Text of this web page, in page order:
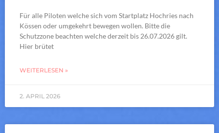
Für alle Piloten welche sich vom Startplatz Hochries nach
Kössen oder umgekehrt bewegen wollen. Bitte die
Schutzzone beachten welche derzeit bis 26.07.2026 gilt.
Hier brütet
WEITERLESEN »
2. APRIL 2026